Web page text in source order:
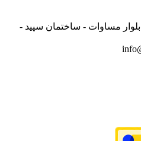
مساوات - ساختمان سپید -